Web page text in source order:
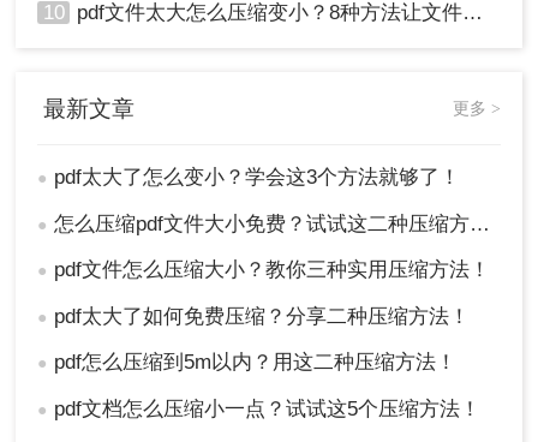
10 pdf文件太大怎么压缩变小？8种方法让文件轻松"瘦身"！
最新文章 更多 >
● pdf太大了怎么变小？学会这3个方法就够了！
● 怎么压缩pdf文件大小免费？试试这二种压缩方法！
● pdf文件怎么压缩大小？教你三种实用压缩方法！
● pdf太大了如何免费压缩？分享二种压缩方法！
● pdf怎么压缩到5m以内？用这二种压缩方法！
● pdf文档怎么压缩小一点？试试这5个压缩方法！